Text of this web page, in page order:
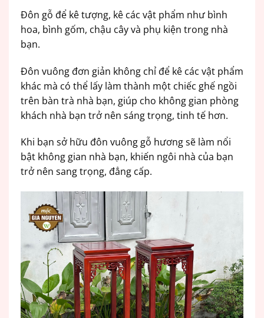
Đôn gỗ để kê tượng, kê các vật phẩm như bình
hoa, bình gốm, chậu cây và phụ kiện trong nhà
bạn.
Đôn vuông đơn giản không chỉ để kê các vật phẩm
khác mà có thể lấy làm thành một chiếc ghế ngồi
trên bàn trà nhà bạn, giúp cho không gian phòng
khách nhà bạn trở nên sáng trọng, tinh tế hơn.
Khi bạn sở hữu đôn vuông gỗ hương sẽ làm nổi
bật không gian nhà bạn, khiến ngôi nhà của bạn
trở nên sang trọng, đẳng cấp.